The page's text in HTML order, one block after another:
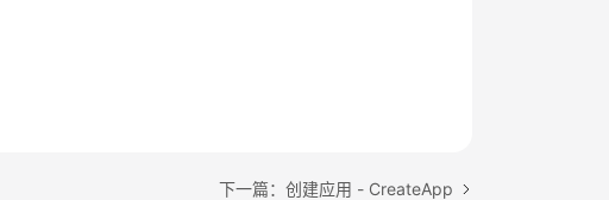
下一篇：创建应用 - CreateApp